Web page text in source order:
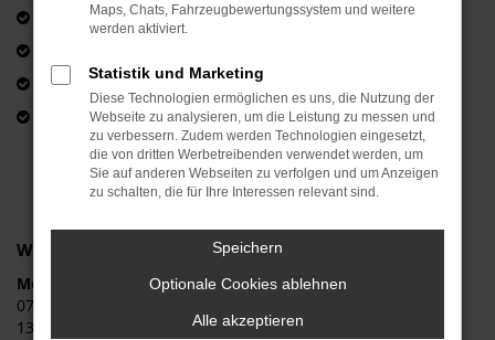
25 Jahre Erfahrung
Škoda-Servicepartner
Eigene Lackierwerkstatt
Werkstattzeiten:
Montag bis Freitag
07:00 bis 12:30 Uhr
13:30 bis 18:00 Uhr
Maps, Chats, Fahrzeugbewertungssystem und weitere
werden aktiviert.
Statistik und Marketing
Diese Technologien ermöglichen es uns, die Nutzung der
Webseite zu analysieren, um die Leistung zu messen und
zu verbessern. Zudem werden Technologien eingesetzt,
die von dritten Werbetreibenden verwendet werden, um
Sie auf anderen Webseiten zu verfolgen und um Anzeigen
zu schalten, die für Ihre Interessen relevant sind.
Speichern
Optionale Cookies ablehnen
Alle akzeptieren